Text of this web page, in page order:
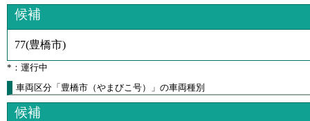
候補
77(豊橋市)
*：運行中
車両区分「豊橋市（やまびこ号）」の車両種別
候補